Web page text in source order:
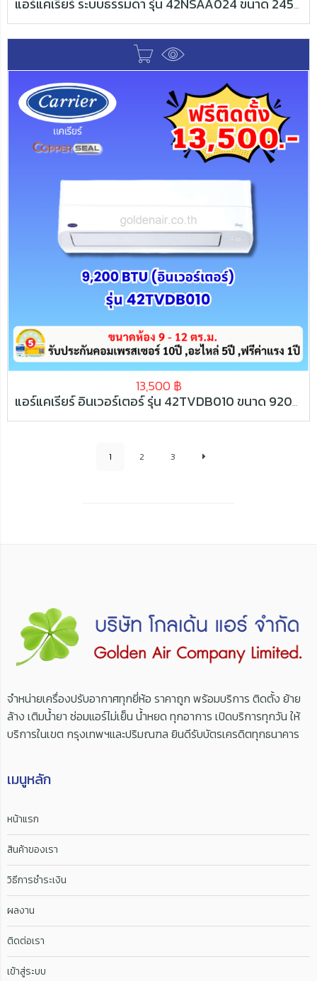
แอร์แคเรียร์ ระบบธรรมดา รุ่น 42NSAA024 ขนาด 24500 BTU
13,500 ฿
แอร์แคเรียร์ อินเวอร์เตอร์ รุ่น 42TVDB010 ขนาด 9200 BTU
1 2 3
จำหน่ายเครื่องปรับอากาศทุกยี่ห้อ ราคาถูก พร้อมบริการ ติดตั้ง ย้าย
ล้าง เติมน้ำยา ซ่อมแอร์ไม่เย็น น้ำหยด ทุกอาการ เปิดบริการทุกวัน ให้
บริการในเขต กรุงเทพฯและปริมณฑล ยินดีรับบัตรเครดิตทุกธนาคาร
เมนูหลัก
หน้าแรก
สินค้าของเรา
วิธีการชำระเงิน
ผลงาน
ติดต่อเรา
เข้าสู่ระบบ